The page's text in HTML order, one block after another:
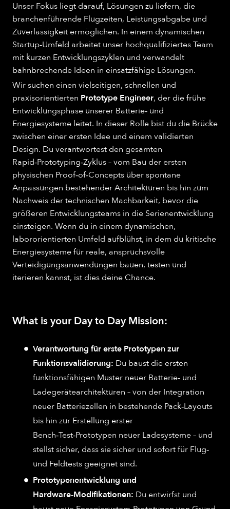
Unser Fokus liegt darauf, Lösungen zu liefern, die
branchenführende Flugzeiten, Leistungsabgabe und
Zuverlässigkeit ermöglichen. In einem dynamischen
Startup‑Umfeld arbeitet unser hochqualifiziertes Team
mit kurzen Entwicklungszyklen und verwandelt
bahnbrechende Ideen in einsatzfähige Lösungen.
Wir suchen einen vielseitigen, schnellen und
praxisorientierten Prototype Engineer, der die frühe
Entwicklungsphase unserer Batterie‑ und
Energiesysteme leitet. In dieser Rolle bist du die Brücke
zwischen einer ersten Idee und einem validierten
Design. Du verantwortest den gesamten
Rapid‑Prototyping‑Zyklus – vom Bau der ersten
physischen Proof‑of‑Concepts über spontane
Anpassungen bestehender Architekturen bis hin zum
Nachweis der technischen Machbarkeit, bevor die
größeren Entwicklungsteams in die Serienentwicklung
einsteigen. Wenn du in einem dynamischen,
labororientierten Umfeld aufblühst, in dem du kritische
Energiesysteme für reale, anspruchsvolle
Verteidigungsanwendungen bauen, testen und
iterieren kannst, ist dies deine Chance.
What is your Day to Day Mission:
Verantwortung für erste Prototypen zur
Funktionsvalidierung: Du baust die ersten
funktionsfähigen Muster neuer Batterie‑ und
Ladegerätearchitekturen – von der Integration
neuer Batteriezellen in bestehende Pack‑Layouts
bis hin zur Erstellung erster
Bench‑Test‑Prototypen neuer Ladesysteme – und
stellst sicher, dass sie sicher und sofort für Flug‑
und Feldtests geeignet sind.
Prototypenentwicklung und
Hardware‑Modifikationen: Du entwirfst und